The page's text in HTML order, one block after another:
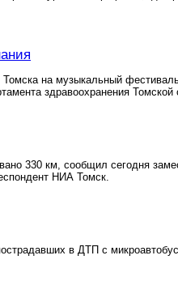
на музыкальный
здравоохранения
330 км, сообщил сегодня
НИА Томск.
в ДТП с